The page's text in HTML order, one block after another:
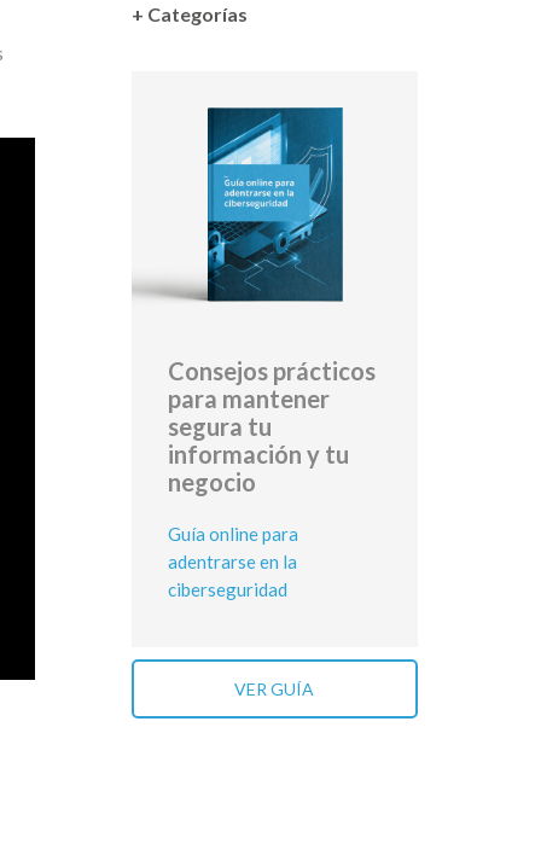
+ Categorías
Consejos prácticos
para mantener
segura tu
información y tu
negocio
Guía online para
adentrarse en la
ciberseguridad
VER GUÍA